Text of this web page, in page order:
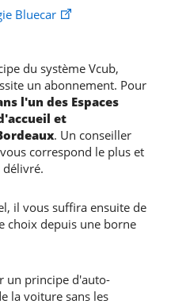
Bluecar
du système Vcub,
un abonnement. Pour
l'un des Espaces
et
. Un conseiller
correspond le plus et
délivré.
il vous suffira ensuite de
choix depuis une borne
un principe d'auto-
la voiture sans les